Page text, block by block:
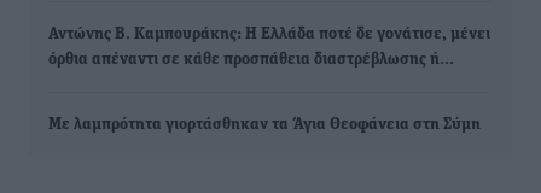
Αντώνης Β. Καμπουράκης: Η Ελλάδα ποτέ δε γονάτισε, μένει
όρθια απέναντι σε κάθε προσπάθεια διαστρέβλωσης ή…
Με λαμπρότητα γιορτάσθηκαν τα Άγια Θεοφάνεια στη Σύμη